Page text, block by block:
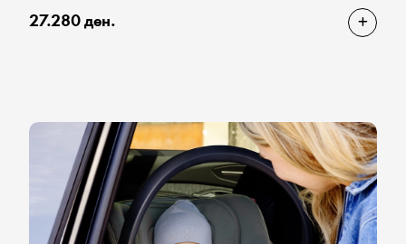
27.280 ден.